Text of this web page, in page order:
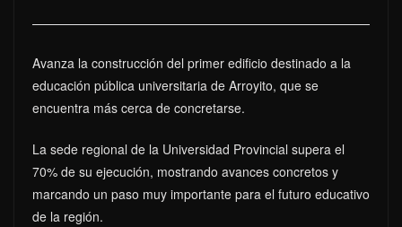
Avanza la construcción del primer edificio destinado a la
educación pública universitaria de Arroyito, que se
encuentra más cerca de concretarse.
La sede regional de la Universidad Provincial supera el
70% de su ejecución, mostrando avances concretos y
marcando un paso muy importante para el futuro educativo
de la región.